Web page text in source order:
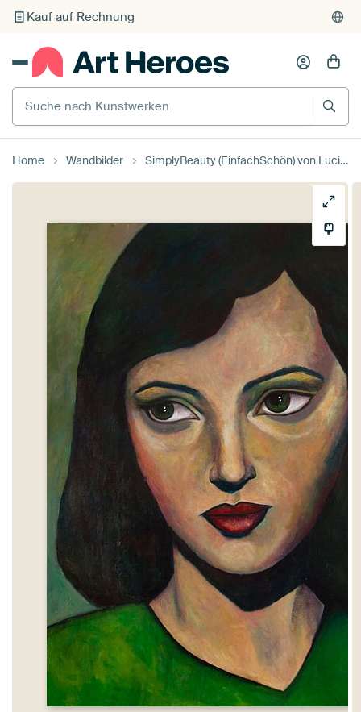
Individueller Druck auf Bestellung
Suche nach Kunstwerken
Home Wandbilder SimplyBeauty (EinfachSchön) von Lucienne van Leijen